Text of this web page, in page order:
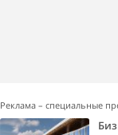
Реклама – специальные